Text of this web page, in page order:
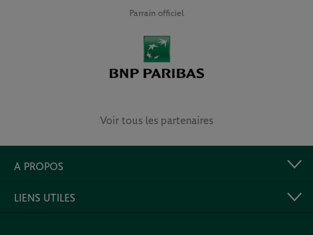
Parrain officiel
Voir tous les partenaires
A PROPOS
LIENS UTILES